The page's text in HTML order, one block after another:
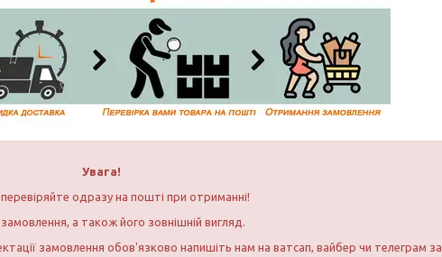
Увага!
одразу на пошті при отриманні!
а також його зовнішній вигляд.
замовлення обов'язково напишіть нам на ватсап, вайбер чи телеграм за